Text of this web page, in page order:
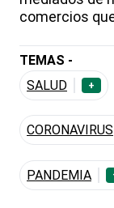
comercios
TEMAS -
SALUD
+
CORONAVIRUS
PANDEMIA